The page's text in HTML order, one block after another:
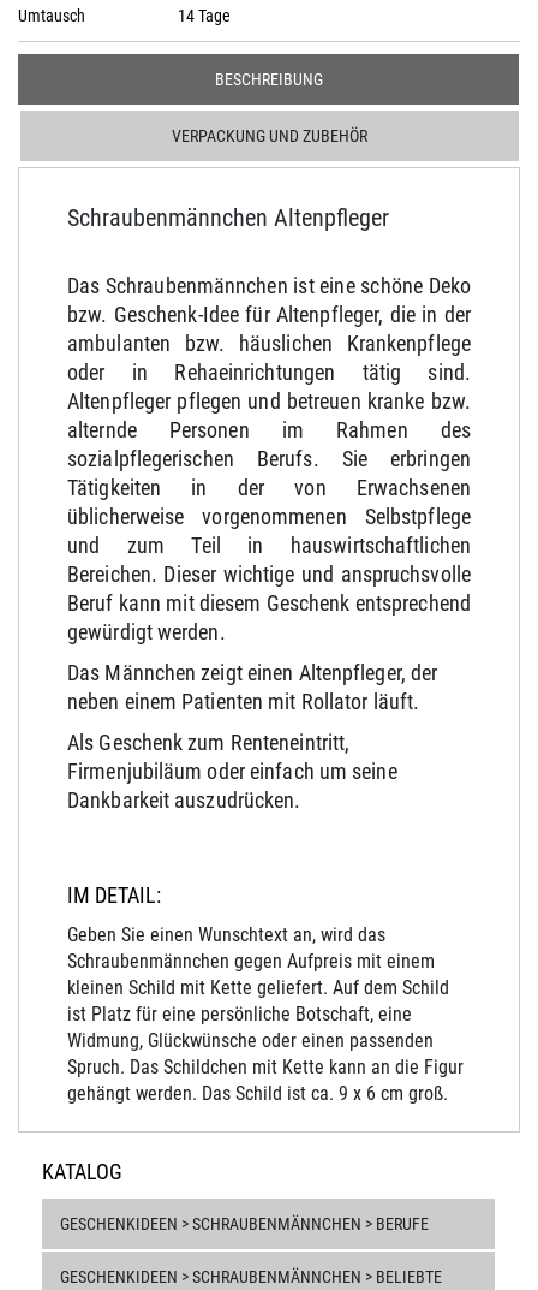
Umtausch
14 Tage
BESCHREIBUNG
VERPACKUNG UND ZUBEHÖR
Schraubenmännchen Altenpfleger
Das Schraubenmännchen ist eine schöne Deko
bzw. Geschenk-Idee für Altenpfleger, die in der
ambulanten bzw. häuslichen Krankenpflege
oder in Rehaeinrichtungen tätig sind.
Altenpfleger pflegen und betreuen kranke bzw.
alternde Personen im Rahmen des
sozialpflegerischen Berufs. Sie erbringen
Tätigkeiten in der von Erwachsenen
üblicherweise vorgenommenen Selbstpflege
und zum Teil in hauswirtschaftlichen
Bereichen. Dieser wichtige und anspruchsvolle
Beruf kann mit diesem Geschenk entsprechend
gewürdigt werden.
Das Männchen zeigt einen Altenpfleger, der
neben einem Patienten mit Rollator läuft.
Als Geschenk zum Renteneintritt,
Firmenjubiläum oder einfach um seine
Dankbarkeit auszudrücken.
IM DETAIL:
Geben Sie einen Wunschtext an, wird das
Schraubenmännchen gegen Aufpreis mit einem
kleinen Schild mit Kette geliefert. Auf dem Schild
ist Platz für eine persönliche Botschaft, eine
Widmung, Glückwünsche oder einen passenden
Spruch. Das Schildchen mit Kette kann an die Figur
gehängt werden. Das Schild ist ca. 9 x 6 cm groß.
KATALOG
GESCHENKIDEEN > SCHRAUBENMÄNNCHEN > BERUFE
GESCHENKIDEEN > SCHRAUBENMÄNNCHEN > BELIEBTE